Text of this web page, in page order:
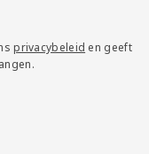
privacybeleid en geeft